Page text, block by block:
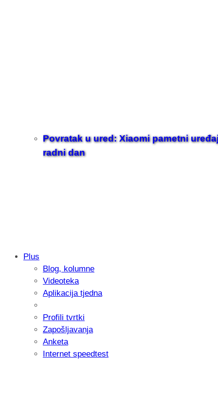
Povratak u ured: Xiaomi pametni
radni dan
Samsung otkrio kako je nastajala
donijelo tanje i izdržljivije preklopne
Plus
Blog, kolumne
Videoteka
Aplikacija tjedna
Profili tvrtki
Zapošljavanja
Anketa
Internet speedtest